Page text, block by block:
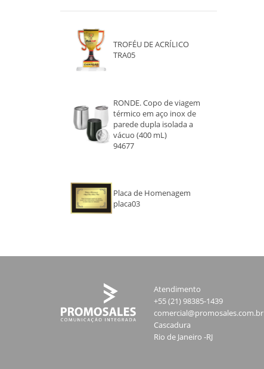
TROFÉU DE ACRÍLICO
TRA05
RONDE. Copo de viagem
térmico em aço inox de
parede dupla isolada a
vácuo (400 mL)
94677
Placa de Homenagem
placa03
Atendimento
+55 (21) 98385-1439
comercial@promosales.com.br
Cascadura
Rio de Janeiro -RJ